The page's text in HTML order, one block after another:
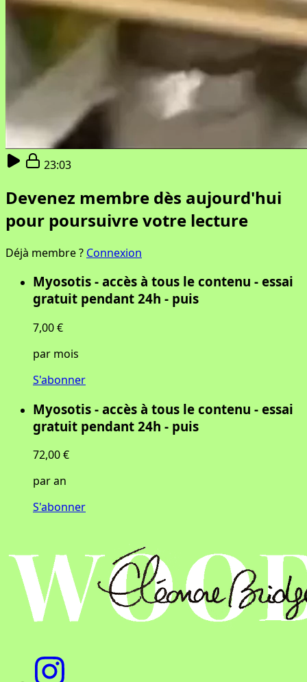
23:03
Devenez membre dès aujourd'hui
pour poursuivre votre lecture
Déjà membre ? Connexion
Myosotis - accès à tous le contenu - essai
gratuit pendant 24h - puis
7,00 €
par mois
S'abonner
Myosotis - accès à tous le contenu - essai
gratuit pendant 24h - puis
72,00 €
par an
S'abonner